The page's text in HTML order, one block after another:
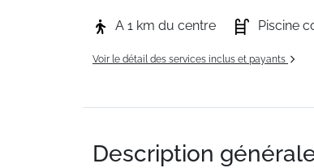
A 1 km du centre Piscine
Voir le détail des services inclus et payants
Description